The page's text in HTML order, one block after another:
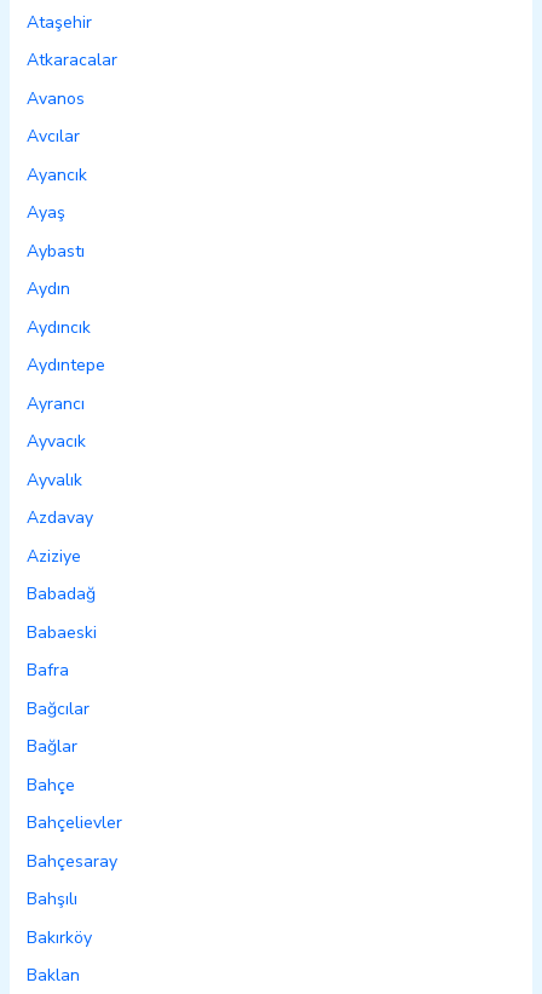
Ataşehir
Atkaracalar
Avanos
Avcılar
Ayancık
Ayaş
Aybastı
Aydın
Aydıncık
Aydıntepe
Ayrancı
Ayvacık
Ayvalık
Azdavay
Aziziye
Babadağ
Babaeski
Bafra
Bağcılar
Bağlar
Bahçe
Bahçelievler
Bahçesaray
Bahşılı
Bakırköy
Baklan